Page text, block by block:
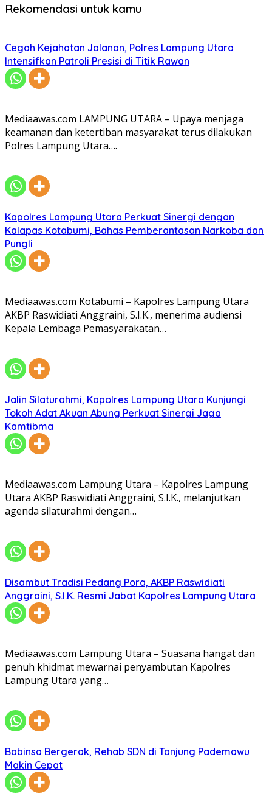
Rekomendasi untuk kamu
Cegah Kejahatan Jalanan, Polres Lampung Utara
Intensifkan Patroli Presisi di Titik Rawan
Mediaawas.com LAMPUNG UTARA – Upaya menjaga
keamanan dan ketertiban masyarakat terus dilakukan
Polres Lampung Utara….
Kapolres Lampung Utara Perkuat Sinergi dengan
Kalapas Kotabumi, Bahas Pemberantasan Narkoba dan
Pungli
Mediaawas.com Kotabumi – Kapolres Lampung Utara
AKBP Raswidiati Anggraini, S.I.K., menerima audiensi
Kepala Lembaga Pemasyarakatan…
Jalin Silaturahmi, Kapolres Lampung Utara Kunjungi
Tokoh Adat Akuan Abung Perkuat Sinergi Jaga
Kamtibma
Mediaawas.com Lampung Utara – Kapolres Lampung
Utara AKBP Raswidiati Anggraini, S.I.K., melanjutkan
agenda silaturahmi dengan…
Disambut Tradisi Pedang Pora, AKBP Raswidiati
Anggraini, S.I.K. Resmi Jabat Kapolres Lampung Utara
Mediaawas.com Lampung Utara – Suasana hangat dan
penuh khidmat mewarnai penyambutan Kapolres
Lampung Utara yang…
Babinsa Bergerak, Rehab SDN di Tanjung Pademawu
Makin Cepat